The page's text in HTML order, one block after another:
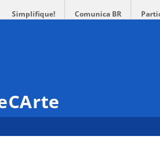
Simplifique! Comunica BR